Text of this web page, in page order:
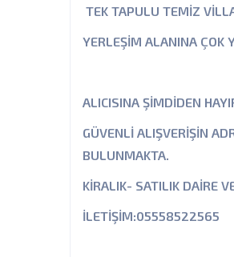
TEK TAPULU TEMİZ
YERLEŞİM ALANINA ÇOK
ALICISINA ŞİMDİDEN
GÜVENLİ ALIŞVERİŞİN
BULUNMAKTA.
KİRALIK- SATILIK DAİRE
İLETİŞİM:05558522565